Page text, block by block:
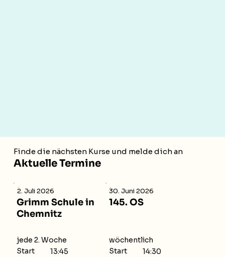
Finde die nächsten Kurse und melde dich an
Aktuelle Termine
2. Juli 2026
Grimm Schule in
Chemnitz
jede 2. Woche
Start
13:45
30. Juni 2026
145. OS
wöchentlich
Start
14:30